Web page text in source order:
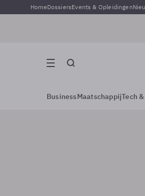
HomeDossiersEvents & Opleidingen
BusinessMaatschappijTech